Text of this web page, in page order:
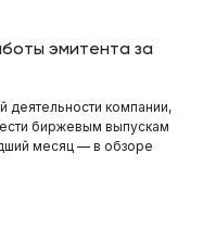
эмитента за
деятельности компании,
биржевым выпускам
месяц — в обзоре